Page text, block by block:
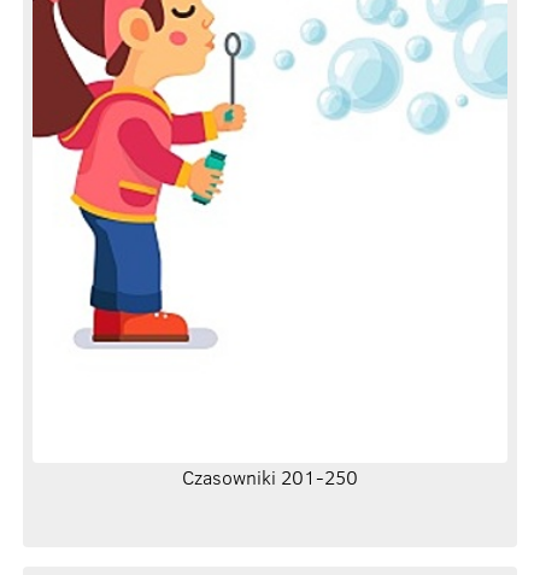
Czasowniki 201-250